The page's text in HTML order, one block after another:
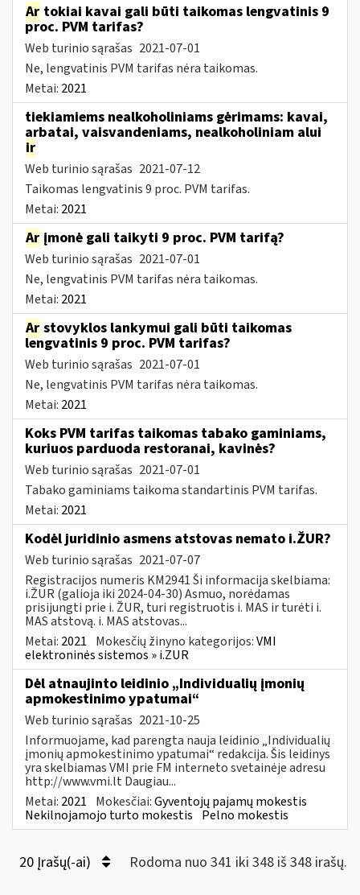
Ar tokiai kavai gali būti taikomas lengvatinis 9
proc. PVM tarifas?
Web turinio sąrašas 2021-07-01
Ne, lengvatinis PVM tarifas nėra taikomas.
Metai: 2021
tiekiamiems nealkoholiniams gėrimams: kavai,
arbatai, vaisvandeniams, nealkoholiniam alui
ir
Web turinio sąrašas 2021-07-12
Taikomas lengvatinis 9 proc. PVM tarifas.
Metai: 2021
Ar įmonė gali taikyti 9 proc. PVM tarifą?
Web turinio sąrašas 2021-07-01
Ne, lengvatinis PVM tarifas nėra taikomas.
Metai: 2021
Ar stovyklos lankymui gali būti taikomas
lengvatinis 9 proc. PVM tarifas?
Web turinio sąrašas 2021-07-01
Ne, lengvatinis PVM tarifas nėra taikomas.
Metai: 2021
Koks PVM tarifas taikomas tabako gaminiams,
kuriuos parduoda restoranai, kavinės?
Web turinio sąrašas 2021-07-01
Tabako gaminiams taikoma standartinis PVM tarifas.
Metai: 2021
Kodėl juridinio asmens atstovas nemato i.ŽUR?
Web turinio sąrašas 2021-07-07
Registracijos numeris KM2941 Ši informacija skelbiama:
i.ŽUR (galioja iki 2024-04-30) Asmuo, norėdamas
prisijungti prie i. ŽUR, turi registruotis i. MAS ir turėti i.
MAS atstovą. i. MAS atstovas...
Metai: 2021 Mokesčių žinyno kategorijos:VMI
elektroninės sistemos » i.ZUR
Dėl atnaujinto leidinio „Individualių įmonių
apmokestinimo ypatumai“
Web turinio sąrašas 2021-10-25
Informuojame, kad parengta nauja leidinio „Individualių
įmonių apmokestinimo ypatumai“ redakcija. Šis leidinys
yra skelbiamas VMI prie FM interneto svetainėje adresu
http://www.vmi.lt Daugiau...
Metai: 2021 Mokesčiai:Gyventojų pajamų mokestis
Nekilnojamojo turto mokestis Pelno mokestis
20 Įrašų(-ai) Rodoma nuo 341 iki 348 iš 348 irašų.